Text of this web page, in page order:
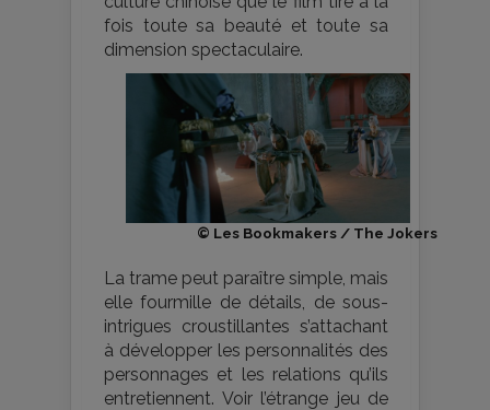
fois toute sa beauté et toute sa
dimension spectaculaire.
© Les Bookmakers / The Jokers
La trame peut paraître simple, mais
elle fourmille de détails, de sous-
intrigues croustillantes s’attachant
à développer les personnalités des
personnages et les relations qu’ils
entretiennent. Voir l’étrange jeu de